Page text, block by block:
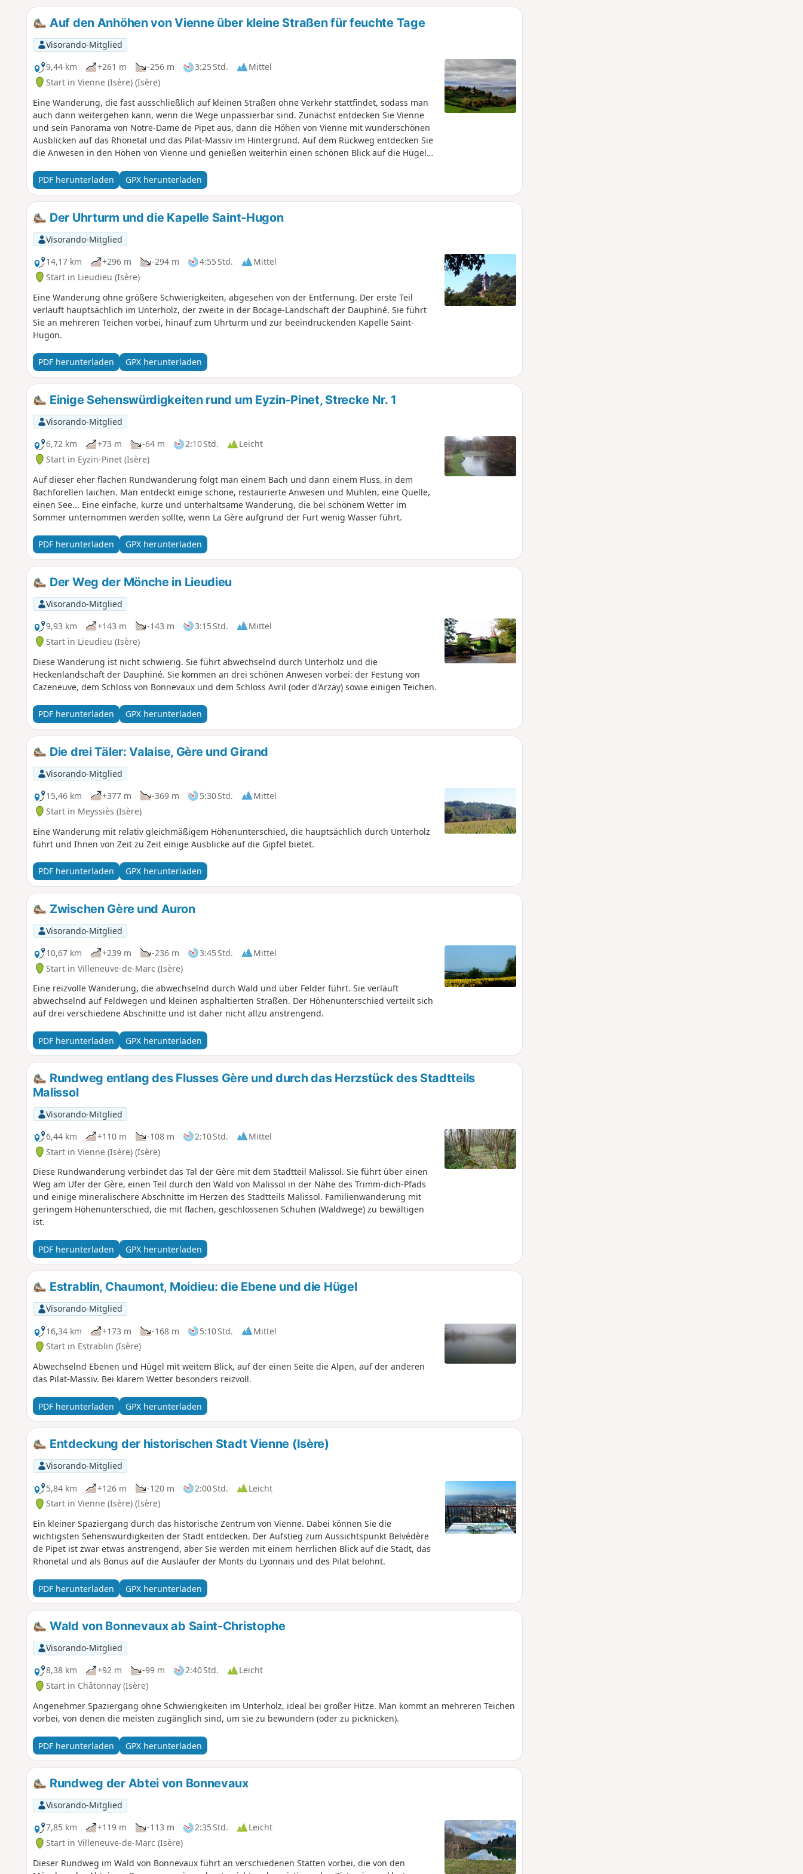
Auf den Anhöhen von Vienne über kleine Straßen für feuchte Tage
Visorando-Mitglied
9,44 km
+261 m -256 m 3:25 Std.
Mittel
Start in Vienne (Isère) (Isère)
Eine Wanderung, die fast ausschließlich auf kleinen Straßen ohne Verkehr stattfindet, sodass man
auch dann weitergehen kann, wenn die Wege unpassierbar sind. Zunächst entdecken Sie Vienne
und sein Panorama von Notre-Dame de Pipet aus, dann die Höhen von Vienne mit wunderschönen
Ausblicken auf das Rhonetal und das Pilat-Massiv im Hintergrund. Auf dem Rückweg entdecken Sie
die Anwesen in den Höhen von Vienne und genießen weiterhin einen schönen Blick auf die Hügel
PDF herunterladen
GPX herunterladen
Der Uhrturm und die Kapelle Saint-Hugon
Visorando-Mitglied
14,17 km
+296 m -294 m 4:55 Std.
Mittel
Start in Lieudieu (Isère)
Eine Wanderung ohne größere Schwierigkeiten, abgesehen von der Entfernung. Der erste Teil
verläuft hauptsächlich im Unterholz, der zweite in der Bocage-Landschaft der Dauphiné. Sie führt
Sie an mehreren Teichen vorbei, hinauf zum Uhrturm und zur beeindruckenden Kapelle Saint-
Hugon.
PDF herunterladen GPX herunterladen
Einige Sehenswürdigkeiten rund um Eyzin-Pinet, Strecke Nr. 1
Visorando-Mitglied
6,72 km
+73 m -64 m 2:10 Std.
Leicht
Start in Eyzin-Pinet (Isère)
Auf dieser eher flachen Rundwanderung folgt man einem Bach und dann einem Fluss, in dem
Bachforellen laichen. Man entdeckt einige schöne, restaurierte Anwesen und Mühlen, eine Quelle,
einen See... Eine einfache, kurze und unterhaltsame Wanderung, die bei schönem Wetter im
Sommer unternommen werden sollte, wenn La Gère aufgrund der Furt wenig Wasser führt.
PDF herunterladen GPX herunterladen
Der Weg der Mönche in Lieudieu
Visorando-Mitglied
9,93 km
+143 m -143 m 3:15 Std.
Mittel
Start in Lieudieu (Isère)
Diese Wanderung ist nicht schwierig. Sie führt abwechselnd durch Unterholz und die
Heckenlandschaft der Dauphiné. Sie kommen an drei schönen Anwesen vorbei: der Festung von
Cazeneuve, dem Schloss von Bonnevaux und dem Schloss Avril (oder d'Arzay) sowie einigen Teichen.
PDF herunterladen GPX herunterladen
Die drei Täler: Valaise, Gère und Girand
Visorando-Mitglied
15,46 km
+377 m -369 m 5:30 Std.
Mittel
Start in Meyssiès (Isère)
Eine Wanderung mit relativ gleichmäßigem Höhenunterschied, die hauptsächlich durch Unterholz
führt und Ihnen von Zeit zu Zeit einige Ausblicke auf die Gipfel bietet.
PDF herunterladen GPX herunterladen
Zwischen Gère und Auron
Visorando-Mitglied
10,67 km
+239 m -236 m 3:45 Std.
Mittel
Start in Villeneuve-de-Marc (Isère)
Eine reizvolle Wanderung, die abwechselnd durch Wald und über Felder führt. Sie verläuft
abwechselnd auf Feldwegen und kleinen asphaltierten Straßen. Der Höhenunterschied verteilt sich
auf drei verschiedene Abschnitte und ist daher nicht allzu anstrengend.
PDF herunterladen GPX herunterladen
Rundweg entlang des Flusses Gère und durch das Herzstück des Stadtteils
Malissol
Visorando-Mitglied
6,44 km
+110 m -108 m 2:10 Std.
Mittel
Start in Vienne (Isère) (Isère)
Diese Rundwanderung verbindet das Tal der Gère mit dem Stadtteil Malissol. Sie führt über einen
Weg am Ufer der Gère, einen Teil durch den Wald von Malissol in der Nähe des Trimm-dich-Pfads
und einige mineralischere Abschnitte im Herzen des Stadtteils Malissol. Familienwanderung mit
geringem Höhenunterschied, die mit flachen, geschlossenen Schuhen (Waldwege) zu bewältigen
ist.
PDF herunterladen GPX herunterladen
Estrablin, Chaumont, Moidieu: die Ebene und die Hügel
Visorando-Mitglied
16,34 km
+173 m -168 m 5:10 Std.
Mittel
Start in Estrablin (Isère)
Abwechselnd Ebenen und Hügel mit weitem Blick, auf der einen Seite die Alpen, auf der anderen
das Pilat-Massiv. Bei klarem Wetter besonders reizvoll.
PDF herunterladen GPX herunterladen
Entdeckung der historischen Stadt Vienne (Isère)
Visorando-Mitglied
5,84 km
+126 m -120 m 2:00 Std.
Leicht
Start in Vienne (Isère) (Isère)
Ein kleiner Spaziergang durch das historische Zentrum von Vienne. Dabei können Sie die
wichtigsten Sehenswürdigkeiten der Stadt entdecken. Der Aufstieg zum Aussichtspunkt Belvédère
de Pipet ist zwar etwas anstrengend, aber Sie werden mit einem herrlichen Blick auf die Stadt, das
Rhonetal und als Bonus auf die Ausläufer der Monts du Lyonnais und des Pilat belohnt.
PDF herunterladen GPX herunterladen
Wald von Bonnevaux ab Saint-Christophe
Visorando-Mitglied
8,38 km
+92 m -99 m 2:40 Std.
Leicht
Start in Châtonnay (Isère)
Angenehmer Spaziergang ohne Schwierigkeiten im Unterholz, ideal bei großer Hitze. Man kommt an mehreren Teichen
vorbei, von denen die meisten zugänglich sind, um sie zu bewundern (oder zu picknicken).
PDF herunterladen GPX herunterladen
Rundweg der Abtei von Bonnevaux
Visorando-Mitglied
7,85 km
+119 m -113 m 2:35 Std.
Leicht
Start in Villeneuve-de-Marc (Isère)
Dieser Rundweg im Wald von Bonnevaux führt an verschiedenen Stätten vorbei, die von den